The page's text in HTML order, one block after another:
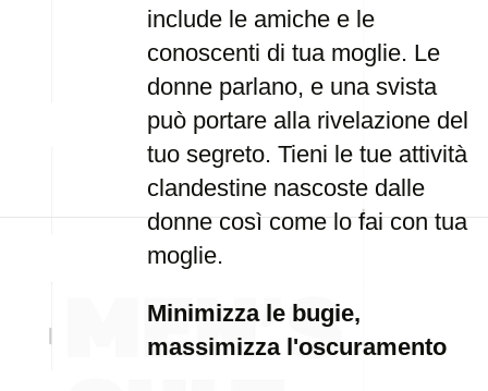
include le amiche e le
conoscenti di tua moglie. Le
donne parlano, e una svista
può portare alla rivelazione del
tuo segreto. Tieni le tue attività
clandestine nascoste dalle
donne così come lo fai con tua
moglie.
Minimizza le bugie,
massimizza l'oscuramento